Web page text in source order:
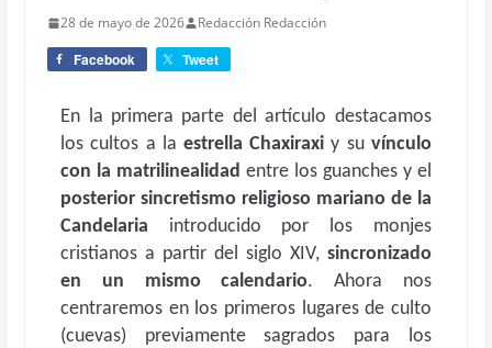
28 de mayo de 2026 Redacción Redacción
Facebook Tweet
En la primera parte del artículo destacamos
los cultos a la estrella Chaxiraxiy su vínculo
con la matrilinealidad entre los guanches y el
posterior sincretismo religioso mariano de la
Candelaria introducido por los monjes
cristianos a partir del siglo XIV, sincronizado
en un mismo calendario. Ahora nos
centraremos en los primeros lugares de culto
(cuevas) previamente sagrados para los